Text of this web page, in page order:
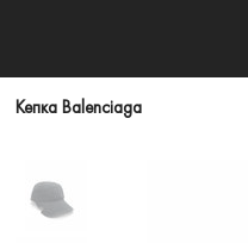
Кепка Balenciaga